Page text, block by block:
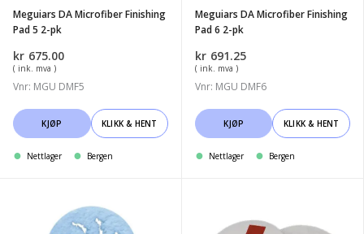
pk
Meguiars DA Microfiber Finishing
Pad 5 2-pk
kr 675.00
( ink. mva )
Vnr: MGU DMF5
KJØP KLIKK & HENT
Nettlager Bergen
pk
Meguiars DA Microfiber Finishing
Pad 6 2-pk
kr 691.25
( ink. mva )
Vnr: MGU DMF6
KJØP KLIKK & HENT
Nettlager Bergen
Microfiberpad